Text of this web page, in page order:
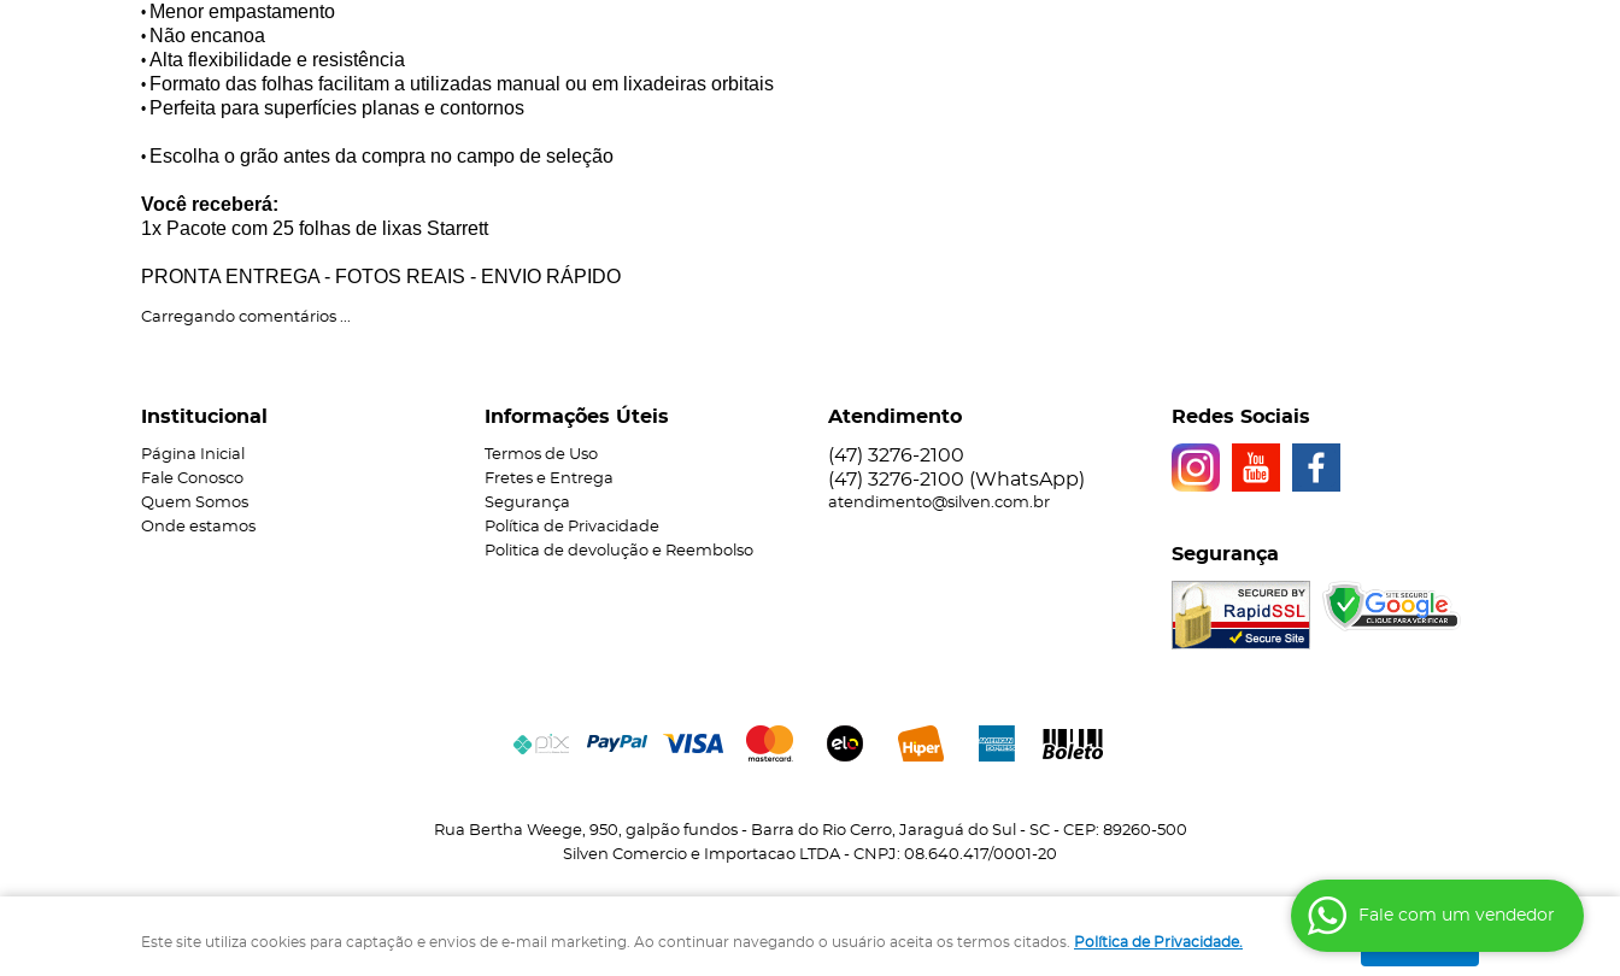
• Menor empastamento
• Não encanoa
• Alta flexibilidade e resistência
• Formato das folhas facilitam a utilizadas manual ou em lixadeiras orbitais
• Perfeita para superfícies planas e contornos
• Escolha o grão antes da compra no campo de seleção
Você receberá:
1x Pacote com 25 folhas de lixas Starrett
PRONTA ENTREGA - FOTOS REAIS - ENVIO RÁPIDO
Carregando comentários ...
Institucional
Página Inicial
Fale Conosco
Quem Somos
Onde estamos
Informações Úteis
Termos de Uso
Fretes e Entrega
Segurança
Política de Privacidade
Politica de devolução e Reembolso
Atendimento
(47) 3276-2100
(47) 3276-2100 (WhatsApp)
atendimento@silven.com.br
Redes Sociais
Segurança
Rua Bertha Weege, 950, galpão fundos- Barra do Rio Cerro, Jaraguá do Sul - SC- CEP: 89260-500
Silven Comercio e Importacao LTDA - CNPJ: 08.640.417/0001-20
LOJA VIRTUAL CRIADA POR
Este site utiliza cookies para captação e envios de e-mail marketing. Ao continuar navegando o usuário aceita os termos citados. Política de Privacidade.
Fale com um vendedor